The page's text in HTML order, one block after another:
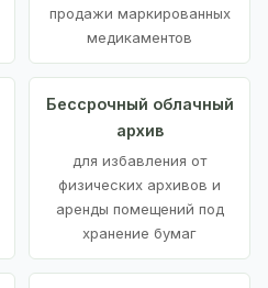
продажи маркированных
медикаментов
Бессрочный облачный
архив
для избавления от
физических архивов и
аренды помещений под
хранение бумаг